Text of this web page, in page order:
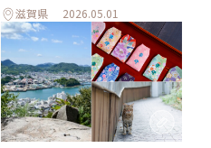
滋賀県 2026.05.01